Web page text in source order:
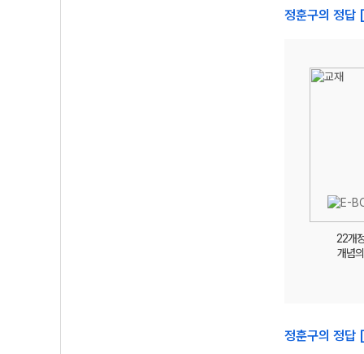
정훈구의 정답
22개
개념
정훈구의 정답